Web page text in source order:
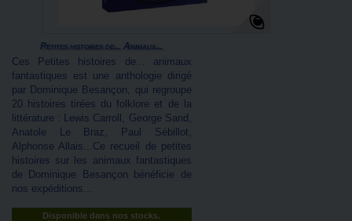
Petites histoires de... Animaux...
Ces Petites histoires de... animaux
fantastiques est une anthologie dirigé
par Dominique Besançon, qui regroupe
20 histoires tirées du folklore et de la
littérature : Lewis Carroll, George Sand,
Anatole Le Braz, Paul Sébillot,
Alphonse Allais...Ce recueil de petites
histoires sur les animaux fantastiques
de Dominique Besançon bénéficie de
nos expéditions...
Disponible dans nos stocks.